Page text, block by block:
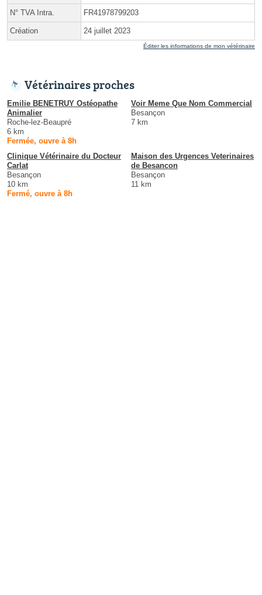
N° TVA Intra. FR41978799203
Création 24 juillet 2023
Éditer les informations de mon vétérinaire
Vétérinaires proches
Emilie BENETRUY Ostéopathe
Animalier
Roche-lez-Beaupré
6 km
Fermée, ouvre à 8h
Voir Meme Que Nom Commercial
Besançon
7 km
Clinique Vétérinaire du Docteur
Carlat
Besançon
10 km
Fermé, ouvre à 8h
Maison des Urgences Veterinaires
de Besancon
Besançon
11 km